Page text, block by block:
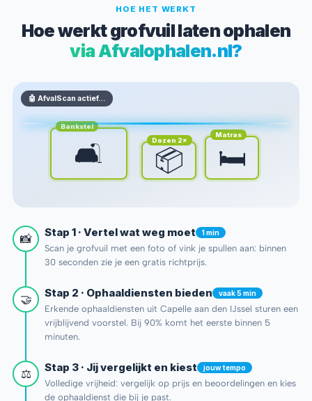
HOE HET WERKT
Hoe werkt grofvuil laten ophalen
via Afvalophalen.nl?
🤖 AfvalScan actief…
Bankstel
🛋️ Dozen 2×
📦
Matras
🛏️
📸 Stap 1 · Vertel wat weg moet 1 min
Scan je grofvuil met een foto of vink je spullen aan: binnen
30 seconden zie je een gratis richtprijs.
🤝 Stap 2 · Ophaaldiensten bieden vaak 5 min
Erkende ophaaldiensten uit Capelle aan den IJssel sturen een
vrijblijvend voorstel. Bij 90% komt het eerste binnen 5
minuten.
⚖️ Stap 3 · Jij vergelijkt en kiest jouw tempo
Volledige vrijheid: vergelijk op prijs en beoordelingen en kies
de ophaaldienst die bij je past.